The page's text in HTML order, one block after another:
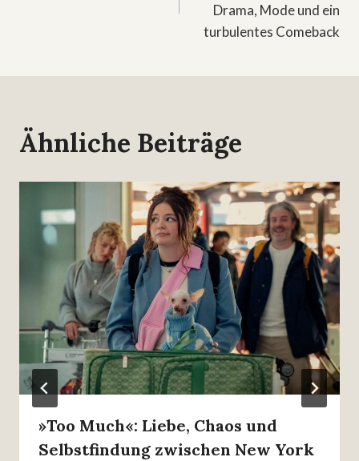
Drama, Mode und ein
turbulentes Comeback
Ähnliche Beiträge
»Too Much«: Liebe, Chaos und
Selbstfindung zwischen New York